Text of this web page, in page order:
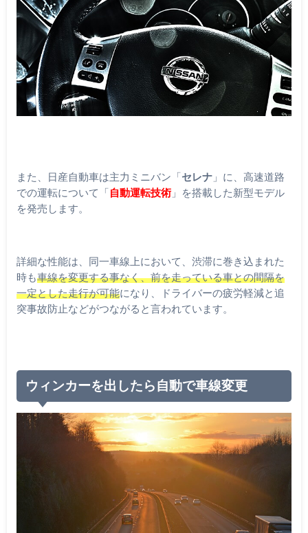
また、日産自動車は主力ミニバン「セレナ」に、高速道路
での運転について「自動運転技術」を搭載した新型モデル
を発売します。
詳細な性能は、同一車線上において、渋滞に巻き込まれた
時も車線を変更する事なく、前を走っている車との間隔を
一定とした走行が可能になり、ドライバーの疲労軽減と追
突事故防止などがつながると言われています。
ウィンカーを出したら自動で車線変更